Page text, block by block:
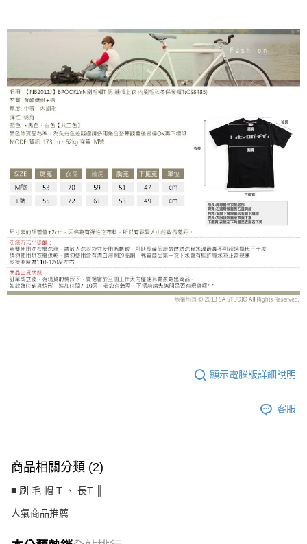
顯示電腦版詳細說明
客服
商品相關分類 (2)
■ 刷 毛 帽 T 、 長T ║
人氣商品推薦